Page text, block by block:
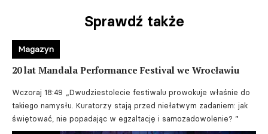
Sprawdź także
20 lat Mandala Performance Festival we Wrocławiu
Wczoraj 18:49 „Dwudziestolecie festiwalu prowokuje właśnie do
takiego namysłu. Kuratorzy stają przed niełatwym zadaniem: jak
świętować, nie popadając w egzaltację i samozadowolenie? ”
Magazyn